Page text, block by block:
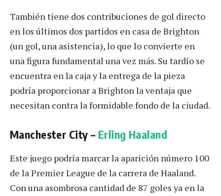
También tiene dos contribuciones de gol directo
en los últimos dos partidos en casa de Brighton
(un gol, una asistencia), lo que lo convierte en
una figura fundamental una vez más. Su tardío se
encuentra en la caja y la entrega de la pieza
podría proporcionar a Brighton la ventaja que
necesitan contra la formidable fondo de la ciudad.
Manchester City – Erling Haaland
Este juego podría marcar la aparición número 100
de la Premier League de la carrera de Haaland.
Con una asombrosa cantidad de 87 goles ya en la